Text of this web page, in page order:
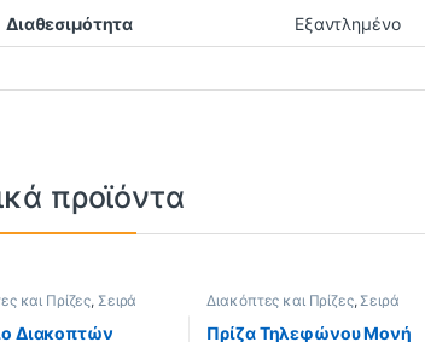
Διαθεσιμότητα Εξαντλημένο
προϊόντα
και Πρίζες, Σειρά
Λευκό
Διακοπτών
Διακόπτες και Πρίζες, Σειρά
Candela Λευκό
Πρίζα Τηλεφώνου Μονή